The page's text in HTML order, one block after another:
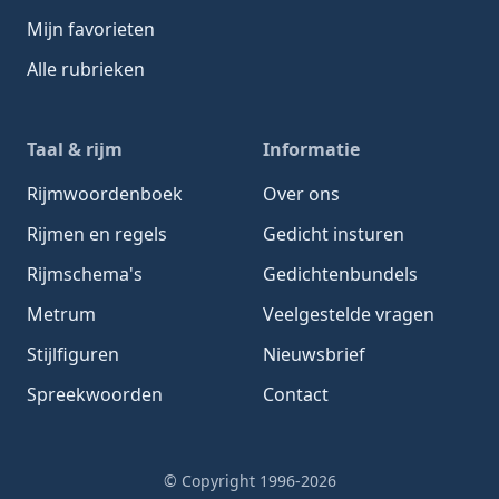
Mijn favorieten
Alle rubrieken
Taal & rijm
Rijmwoordenboek
Rijmen en regels
Rijmschema's
Metrum
Stijlfiguren
Spreekwoorden
Informatie
Over ons
Gedicht insturen
Gedichtenbundels
Veelgestelde vragen
Nieuwsbrief
Contact
© Copyright 1996-2026